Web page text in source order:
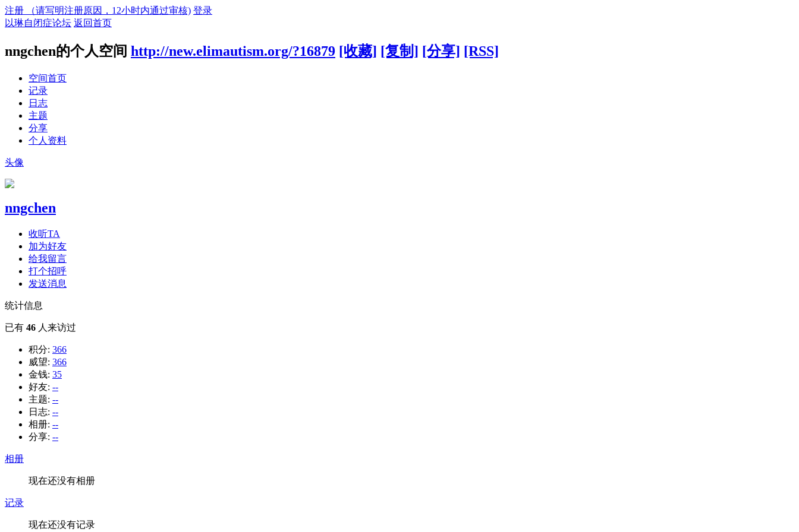
注册 （请写明注册原因，12小时内通过审核) 登录
以琳自闭症论坛 返回首页
nngchen的个人空间 http://new.elimautism.org/?16879 [收藏] [复制] [分享] [RSS]
空间首页
记录
日志
主题
分享
个人资料
头像
nngchen
收听TA
加为好友
给我留言
打个招呼
发送消息
统计信息
已有 46 人来访过
积分: 366
威望: 366
金钱: 35
好友: --
主题: --
日志: --
相册: --
分享: --
相册
现在还没有相册
记录
现在还没有记录